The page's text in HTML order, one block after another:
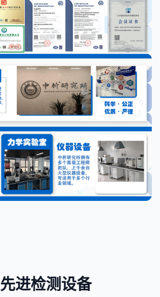
先进检测设备